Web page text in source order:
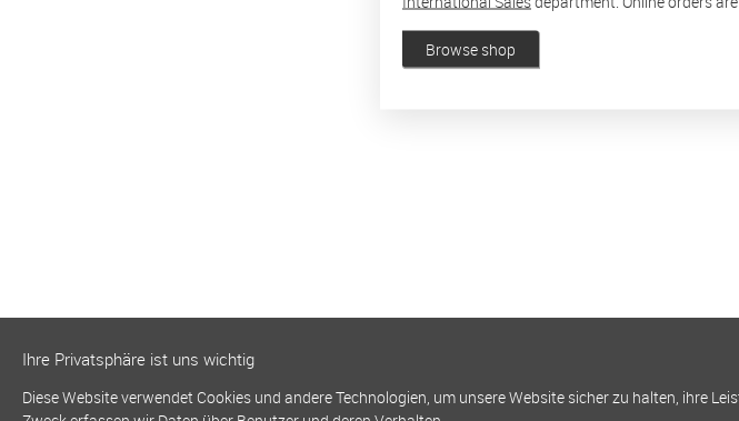
Browse shop
Ihre Privatsphäre ist uns wichtig
Diese Website verwendet Cookies und andere Technologien, um unsere Website sicher zu halten, ihre